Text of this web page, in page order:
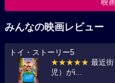
映
みんなの映画レビュー
トイ・ストーリー5
★★★★★ 最近
児）がi...